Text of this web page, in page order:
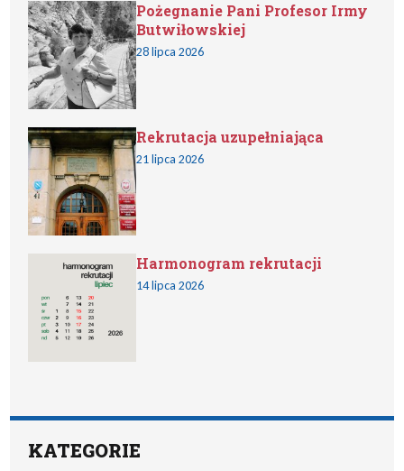
Pożegnanie Pani Profesor Irmy
Butwiłowskiej
28 lipca 2026
Rekrutacja uzupełniająca
21 lipca 2026
Harmonogram rekrutacji
14 lipca 2026
KATEGORIE